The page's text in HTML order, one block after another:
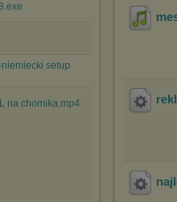
setup
na chomika.mp4